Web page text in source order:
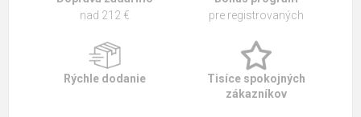
nad 212 €
pre registrovaných
Rýchle dodanie
Tisíce spokojných
zákazníkov